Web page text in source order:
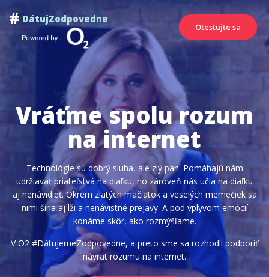
# DátujZodpovedne
Otestujte sa
Vráťme spolurozum
na internet
Technológie sú dobrý sluha, ale zlý pán. Pomáhajú nám
udržiavať priateľstvá na diaľku, no zároveň nás učia na diaľku
aj nenávidieť. Okrem zlatých mačiatok a veselých memečiek sa
nimi šíria aj lži a nenávistné prejavy. A pod vplyvom emócií
konáme skôr, ako rozmýšľame.
V O2 #DátujemeZodpovedne, a preto sme sa rozhodli podporiť
návrat rozumu na internet.